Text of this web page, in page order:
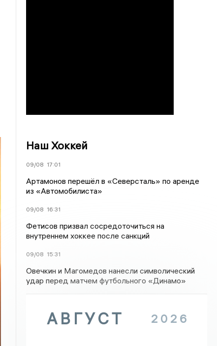
Наш Хоккей
09/08 17:01
Артамонов перешёл в «Северсталь» по аренде
из «Автомобилиста»
09/08 16:31
Фетисов призвал сосредоточиться на
внутреннем хоккее после санкций
09/08 15:31
Овечкин и Магомедов нанесли символический
удар перед матчем футбольного «Динамо»
АВГУСТ 2026